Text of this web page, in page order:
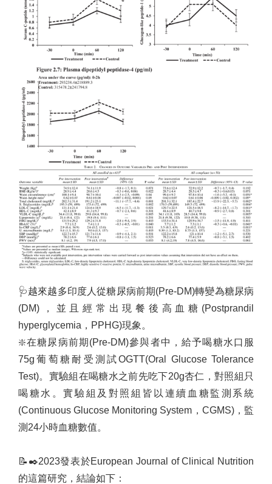
🩺越來越多印度人從糖尿病前期(Pre-DM)轉變為糖尿病
(DM) ，並且經常出現餐後高血糖 (Postprandil
hyperglycemia ， PPHG)現象。
❇️在糖尿病前期 (Pre-DM)參與者中，給予喝糖水口服
75g 葡萄糖耐受測試OGTT(Oral Glucose Tolerance
Test)。實驗組在喝糖水之前先吃下20g杏仁，對照組只
喝糖水。實驗組及對照組皆以連續血糖監測系統
(Continuous Glucose Monitoring System ， CGMS)，監
測 24小時血糖數值。
📝 ✒️2023發表於European Journal of Clinical Nutrition
的這篇研究，結論如下：